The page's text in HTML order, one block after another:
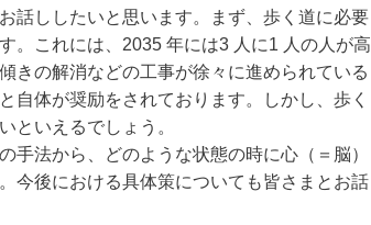
話ししたいと 思います。まず、歩く道に必要
。
これには、2035 年には3 人に1 人の人が高
きの解消などの工事が徐々に進められている
自体が奨励をされております。しかし、 歩く
といえるでしょう。
手法から、どのような状態の時に心（＝脳）
今後における具体策についても皆さまとお話